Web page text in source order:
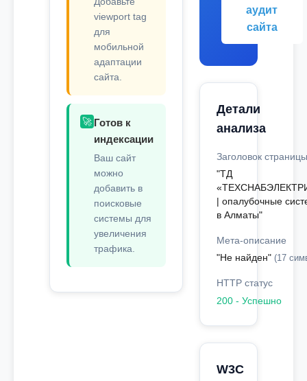
viewport tag
для
мобильной
адаптации
сайта.
🚀 Готов к
индексации
Ваш сайт
можно
добавить в
поисковые
системы для
увеличения
трафика.
аудит
сайта
Детали
анализа
Заголовок страницы
"ТД
| опалубочные
в Алматы"
Мета-описание
"Не найден" (17
HTTP статус
200 - Успешно
W3C